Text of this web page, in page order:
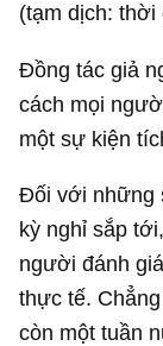
(tạm dịch: thời
Đồng tác giả
cách mọi
một sự kiện
Đối với những
kỳ nghỉ sắp
người đánh
thực tế.
còn một tuần